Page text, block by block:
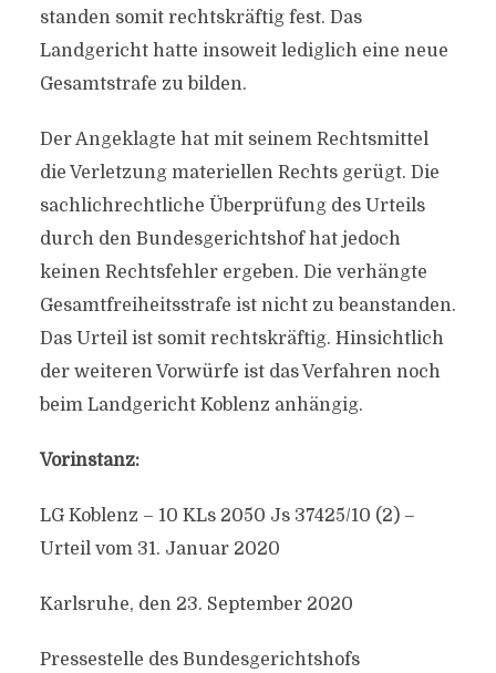
standen somit rechtskräftig fest. Das
Landgericht hatte insoweit lediglich eine neue
Gesamtstrafe zu bilden.
Der Angeklagte hat mit seinem Rechtsmittel
die Verletzung materiellen Rechts gerügt. Die
sachlichrechtliche Überprüfung des Urteils
durch den Bundesgerichtshof hat jedoch
keinen Rechtsfehler ergeben. Die verhängte
Gesamtfreiheitsstrafe ist nicht zu beanstanden.
Das Urteil ist somit rechtskräftig. Hinsichtlich
der weiteren Vorwürfe ist das Verfahren noch
beim Landgericht Koblenz anhängig.
Vorinstanz:
LG Koblenz – 10 KLs 2050 Js 37425/10 (2) –
Urteil vom 31. Januar 2020
Karlsruhe, den 23. September 2020
Pressestelle des Bundesgerichtshofs